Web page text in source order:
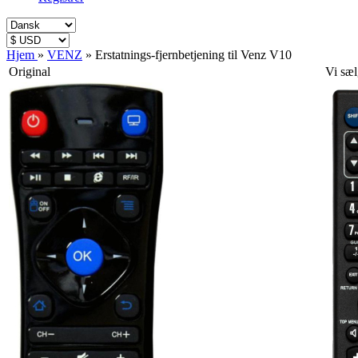
Hjem » VENZ » Erstatnings-fjernbetjening til Venz V10
Original
Vi